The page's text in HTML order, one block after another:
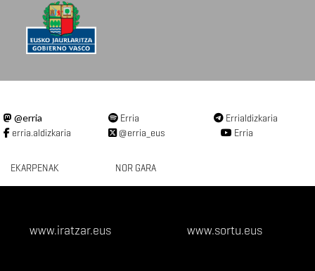
@erria Erria
Errialdizkaria
erria.aldizkaria
@erria_eus Erria
EKARPENAK NOR GARA
www.iratzar.eus www.sortu.eus